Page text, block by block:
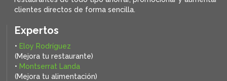
clientes directos de forma sencilla.
Expertos
• Eloy Rodríguez
(Mejora tu restaurante)
• Montserrat Landa
(Mejora tu alimentación)